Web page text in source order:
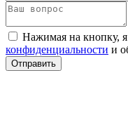
Нажимая на кнопку,
конфиденциальности и